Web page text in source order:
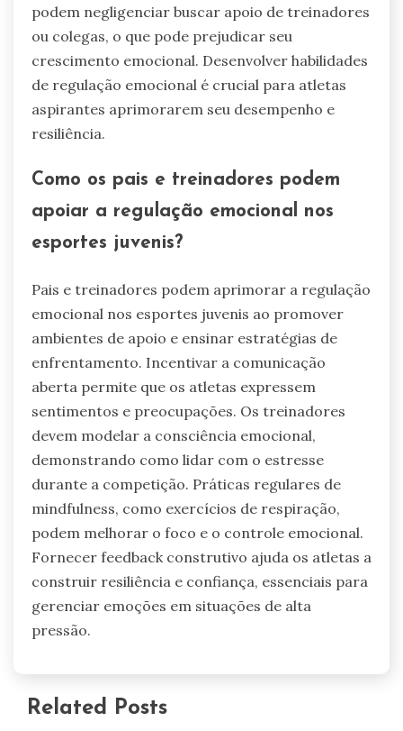
podem negligenciar buscar apoio de treinadores
ou colegas, o que pode prejudicar seu
crescimento emocional. Desenvolver habilidades
de regulação emocional é crucial para atletas
aspirantes aprimorarem seu desempenho e
resiliência.
Como os pais e treinadores podem
apoiar a regulação emocional nos
esportes juvenis?
Pais e treinadores podem aprimorar a regulação
emocional nos esportes juvenis ao promover
ambientes de apoio e ensinar estratégias de
enfrentamento. Incentivar a comunicação
aberta permite que os atletas expressem
sentimentos e preocupações. Os treinadores
devem modelar a consciência emocional,
demonstrando como lidar com o estresse
durante a competição. Práticas regulares de
mindfulness, como exercícios de respiração,
podem melhorar o foco e o controle emocional.
Fornecer feedback construtivo ajuda os atletas a
construir resiliência e confiança, essenciais para
gerenciar emoções em situações de alta
pressão.
Related Posts